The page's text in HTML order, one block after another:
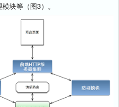
块等（图3）。